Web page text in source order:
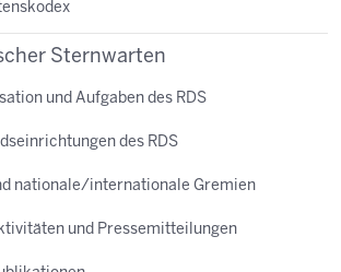
Sternwarten
und Aufgaben des RDS
des RDS
nationale/internationale Gremien
und Pressemitteilungen